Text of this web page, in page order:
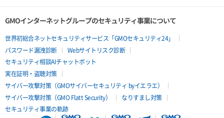
GMOインターネットグループのセキュリティ事業について
世界初総合ネットセキュリティサービス「GMOセキュリティ24」
パスワード漏洩診断
Webサイトリスク診断
セキュリティ相談AIチャットボット
実在証明・盗聴対策
サイバー攻撃対策（GMOサイバーセキュリティ byイエラエ）
サイバー攻撃対策（GMO Flatt Security）
なりすまし対策
セキュリティ事業の軌跡